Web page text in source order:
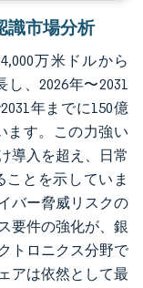
識市場分析
万米ドルから
し、2026年〜2031
年までに150億
ます。この力強い
導入を超え、日常
とを示していま
バー脅威リスクの
要件の強化が、銀
トロニクス分野で
アは依然として最